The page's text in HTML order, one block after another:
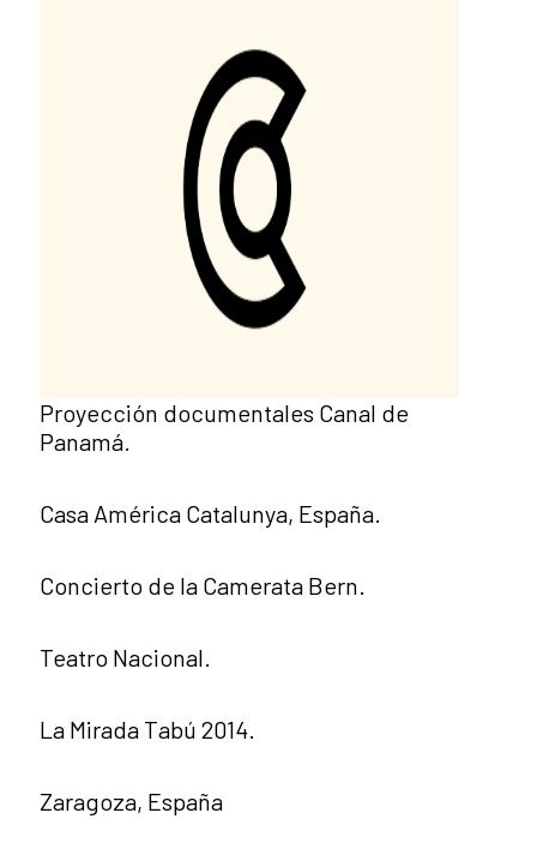
Proyección documentales Canal de
Panamá.
Casa América Catalunya, España.
Concierto de la Camerata Bern.
Teatro Nacional.
La Mirada Tabú 2014.
Zaragoza, España